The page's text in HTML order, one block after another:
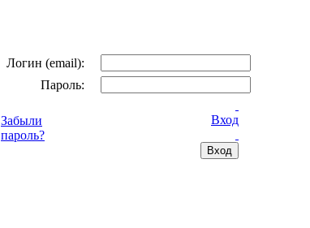
Логин (email):
Пароль:
Забыли
пароль?
Вход